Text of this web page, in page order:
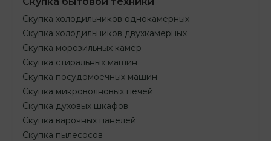
Скупка холодильников однокамерных
Скупка холодильников двухкамерных
Скупка морозильных камер
Скупка стиральных машин
Скупка посудомоечных машин
Скупка микроволновых печей
Скупка духовых шкафов
Скупка варочных панелей
Скупка пылесосов